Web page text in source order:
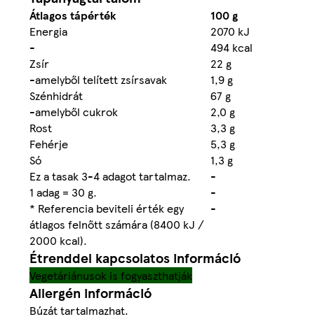
Átlagos tápérték 100 g
Energia
2070 kJ
-
494 kcal
Zsír
22 g
-amelyből telített zsírsavak
1,9 g
Szénhidrát
67 g
-amelyből cukrok
2,0 g
Rost
3,3 g
Fehérje
5,3 g
Só
1,3 g
Ez a tasak 3-4 adagot tartalmaz.
-
1 adag = 30 g.
-
* Referencia beviteli érték egy
átlagos felnőtt számára (8400 kJ /
2000 kcal).
-
Étrenddel kapcsolatos információ
Vegetáriánusok is fogyaszthatják
Allergén információ
Búzát tartalmazhat.